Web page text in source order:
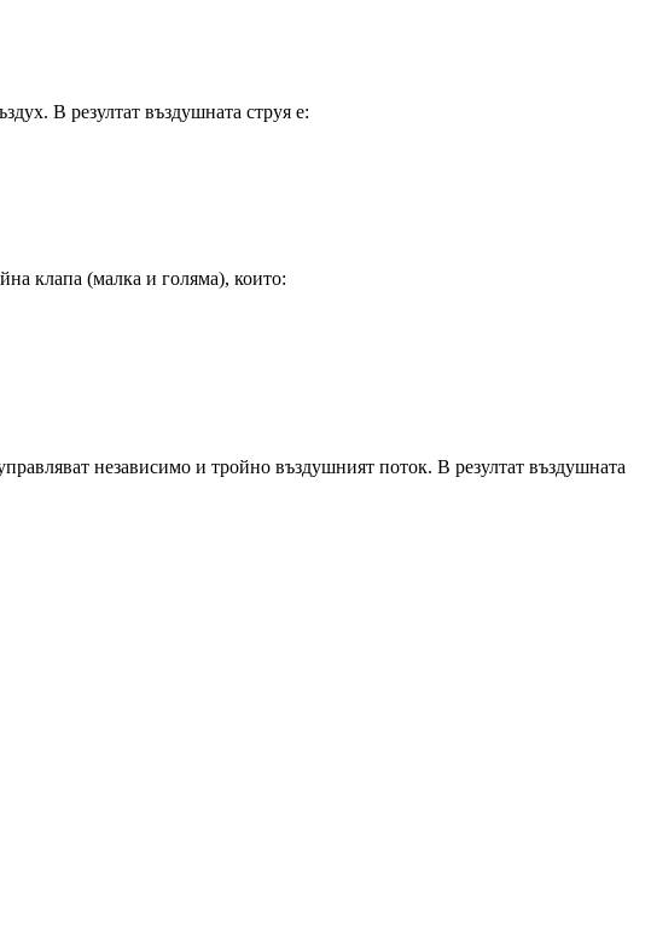
В резултат въздушната струя е:
клапа (малка и голяма), които:
независимо и тройно въздушният поток. В резултат въздушната